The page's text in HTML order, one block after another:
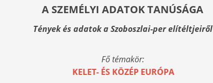
A SZEMÉLYI ADATOK TANÚSÁGA
Tények és adatok a Szoboszlai-per elítéltjeiről
Fő témakör:
KELET- ÉS KÖZÉP EURÓPA